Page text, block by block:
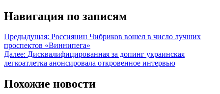
Навигация по записям
Предыдущая: Россиянин Чибриков вошел в число лучших
проспектов «Виннипега»
Далее: Дисквалифицированная за допинг украинская
легкоатлетка анонсировала откровенное интервью
Похожие новости